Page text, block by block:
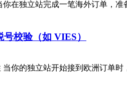
在独立站完成一笔海外订单，
校验（如 VIES）
当你的独立站开始接到欧洲订单